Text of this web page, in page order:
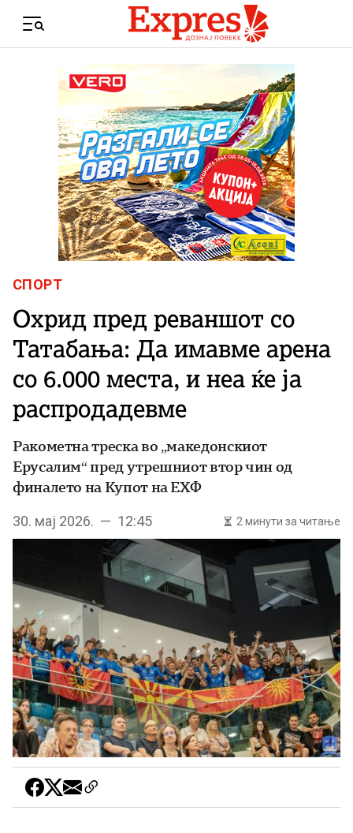
Menu
СПОРТ
Охрид пред реваншот со
Татабања: Да имавме арена
со 6.000 места, и неа ќе ја
распродадевме
Ракометна треска во „македонскиот
Ерусалим“ пред утрешниот втор чин од
финалето на Купот на ЕХФ
30. мај 2026. — 12:45 2 минути за читање